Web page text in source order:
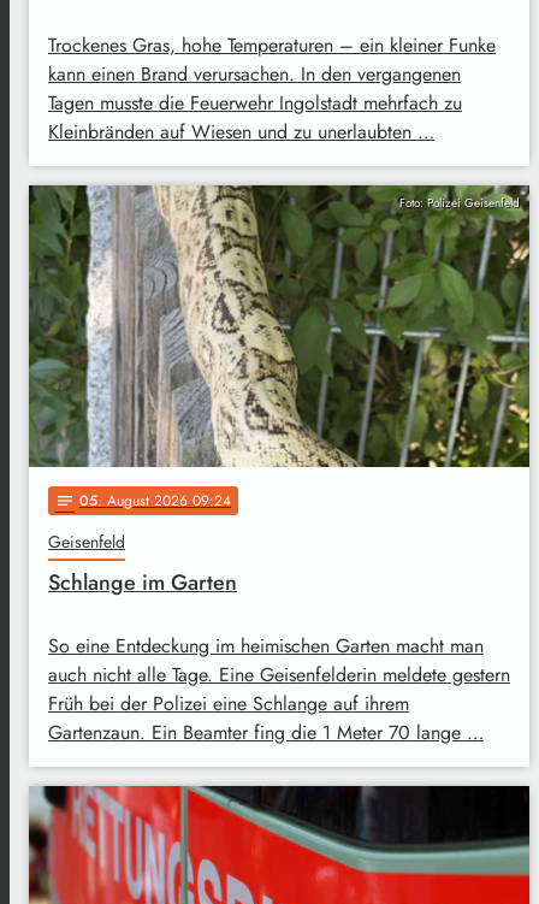
Trockenes Gras, hohe Temperaturen – ein kleiner Funke
kann einen Brand verursachen. In den vergangenen
Tagen musste die Feuerwehr Ingolstadt mehrfach zu
Kleinbränden auf Wiesen und zu unerlaubten …
Foto: Polizei Geisenfeld
notes 05. August 2026 09:24
Geisenfeld
Schlange im Garten
So eine Entdeckung im heimischen Garten macht man
auch nicht alle Tage. Eine Geisenfelderin meldete gestern
Früh bei der Polizei eine Schlange auf ihrem
Gartenzaun. Ein Beamter fing die 1 Meter 70 lange …